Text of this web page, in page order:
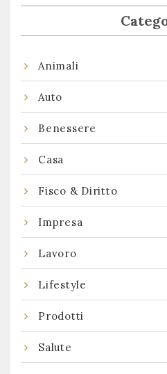
Animali
Auto
Benessere
Casa
Fisco & Diritto
Impresa
Lavoro
Lifestyle
Prodotti
Salute